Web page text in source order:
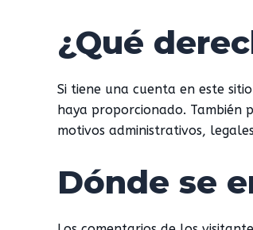
¿Qué
Si tiene una cuenta en este
haya proporcionado. También
motivos administrativos,
Dónde se